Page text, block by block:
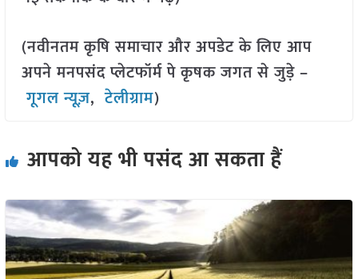
(नवीनतम कृषि समाचार और अपडेट के लिए आप
अपने मनपसंद प्लेटफॉर्म पे कृषक जगत से जुड़े –
गूगल न्यूज़,टेलीग्राम)
आपको यह भी पसंद आ सकता हैं